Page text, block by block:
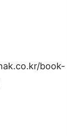
book-